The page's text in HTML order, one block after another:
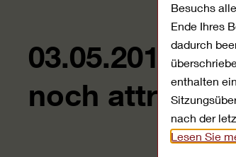
Besuchs
Ende Ihres
dadurch
enthalten
nach der
Lesen Sie
03.05.2019:
noch